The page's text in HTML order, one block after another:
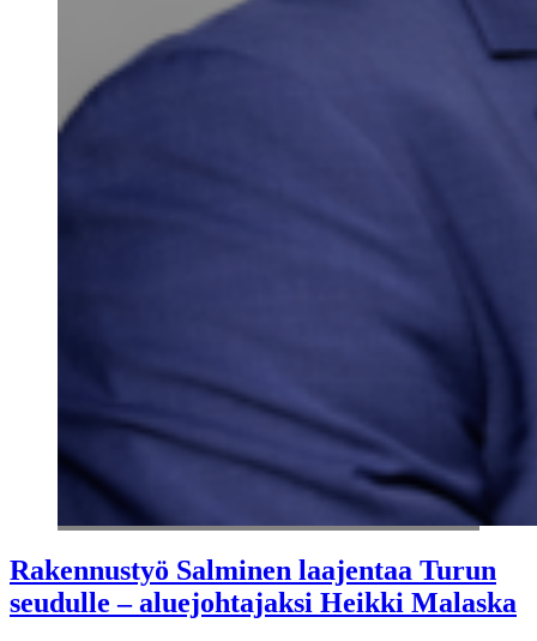
Rakennustyö Salminen laajentaa Turun
seudulle – aluejohtajaksi Heikki Malaska